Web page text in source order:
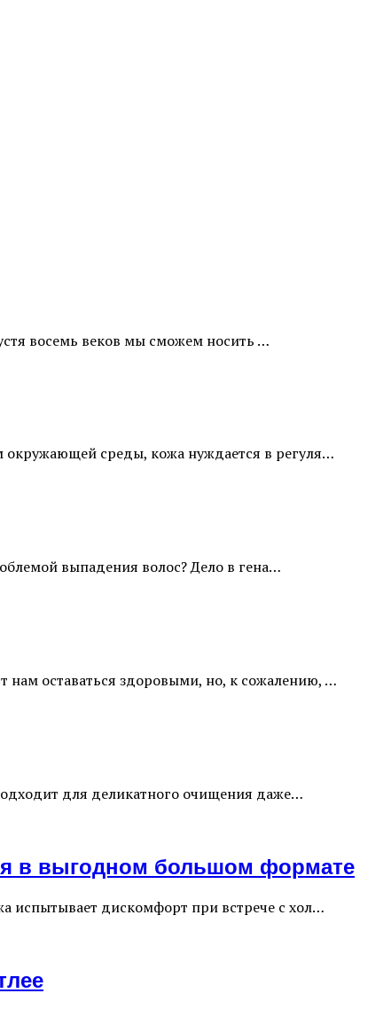
восемь веков мы сможем носить …
окружающей среды, кожа нуждается в регуля…
выпадения волос? Дело в гена…
оставаться здоровыми, но, к сожалению, …
для деликатного очищения даже…
в выгодном большом формате
испытывает дискомфорт при встрече с хол…